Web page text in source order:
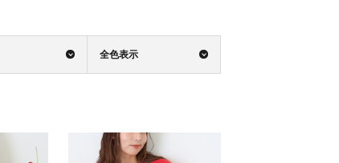
全色表示